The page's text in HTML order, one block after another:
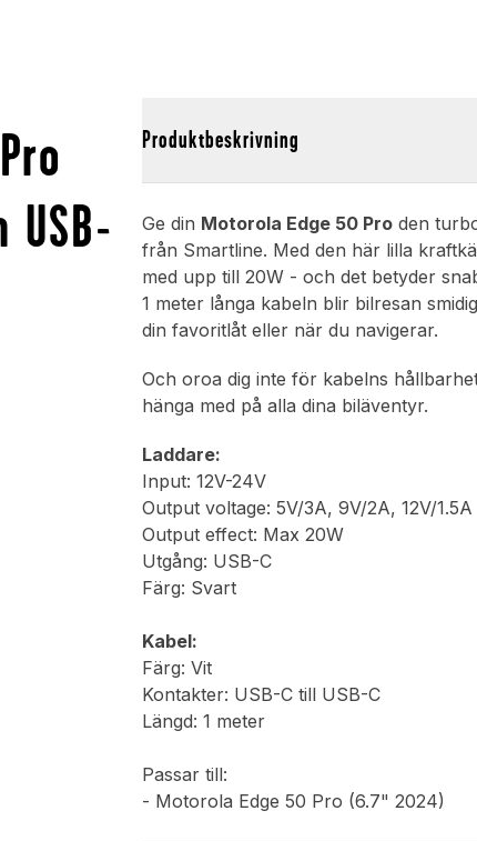
Produktbeskrivning
Ge din Motorola Edge 50 Pro den
från Smartline. Med den här lilla
med upp till 20W - och det betyder
1 meter långa kabeln blir bilresan
din favoritlåt eller när du navigerar.
Och oroa dig inte för kabelns
hänga med på alla dina biläventyr.
Laddare:
Input: 12V-24V
Output voltage: 5V/3A, 9V/2A, 12V/1.5A
Output effect: Max 20W
Utgång: USB-C
Färg: Svart
Kabel:
Färg: Vit
Kontakter: USB-C till USB-C
Längd: 1 meter
Passar till:
- Motorola Edge 50 Pro (6.7" 2024)